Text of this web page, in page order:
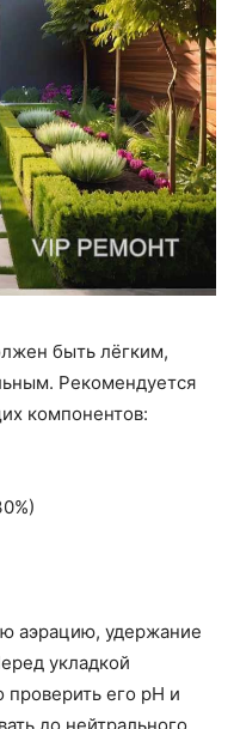
быть лёгким,
Рекомендуется
компонентов:
аэрацию, удержание
укладкой
его pH и